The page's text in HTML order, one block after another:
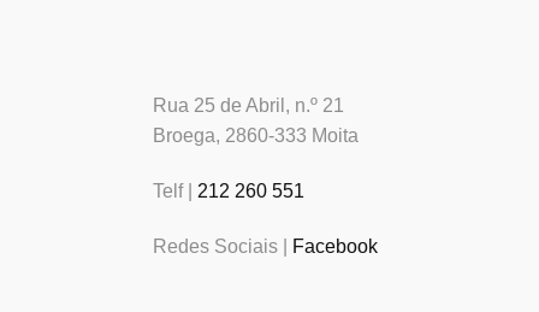
Rua 25 de Abril, n.º 21
Broega, 2860-333 Moita
Telf | 212 260 551
Redes Sociais | Facebook